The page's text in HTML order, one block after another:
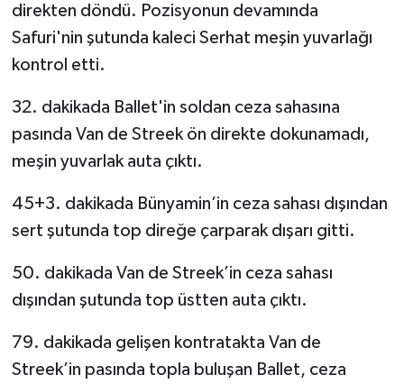
direkten döndü. Pozisyonun devamında
Safuri'nin şutunda kaleci Serhat meşin yuvarlağı
kontrol etti.
32. dakikada Ballet'in soldan ceza sahasına
pasında Van de Streek ön direkte dokunamadı,
meşin yuvarlak auta çıktı.
45+3. dakikada Bünyamin’in ceza sahası dışından
sert şutunda top direğe çarparak dışarı gitti.
50. dakikada Van de Streek’in ceza sahası
dışından şutunda top üstten auta çıktı.
79. dakikada gelişen kontratakta Van de
Streek’in pasında topla buluşan Ballet, ceza